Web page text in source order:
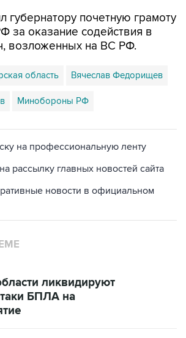
губернатору почетную грамоту
за оказание содействия в
возложенных на ВС РФ.
область Вячеслав Федорищев
Минобороны РФ
на профессиональную ленту
рассылку главных новостей сайта
новости в официальном
ликвидируют
БПЛА на